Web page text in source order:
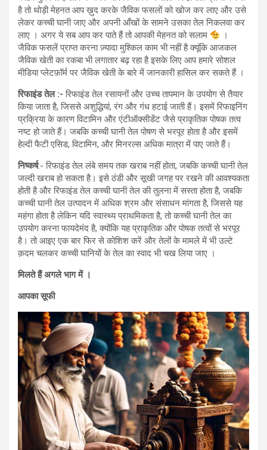
है तो थोड़ी मेहनत आप ख़ुद करके जैविक फसलों को खोज कर लाए और उसे
लेकर कच्ची घानी जाए और अपनी आँखों के सामने उसका तेल निकलवा कर
लाए । अगर ये सब आप कर पाते हैं तो आपकी मेहनत को सलाम
।
जैविक फसलें प्राप्त करना ज़्यादा मुश्किल काम भी नहीं है क्यूंकि आजकल
जैविक खेती का रकबा भी लगातार बढ़ रहा है इसके लिए आप हमारे सोशल
मीडिया प्लेटफ़ॉर्म पर जैविक खेती के बारे में जानकारी हासिल कर सकते हैं ।
रिफाइंड तेल :-रिफाइंड तेल रसायनों और उच्च तापमान के उपयोग से तैयार
किया जाता है, जिससे अशुद्धियां, रंग और गंध हटाई जाती हैं। इसमें रिफाइनिंग
प्रक्रिया के कारण विटामिन और एंटीऑक्सीडेंट जैसे प्राकृतिक पोषक तत्व
नष्ट हो जाते हैं। जबकि कच्ची घानी तेल पोषण से भरपूर होता है और इसमें
हेल्दी फैटी एसिड, विटामिन, और मिनरल्स अधिक मात्रा में पाए जाते हैं।
निष्कर्ष:- रिफाइंड तेल लंबे समय तक खराब नहीं होता, जबकि कच्ची घानी तेल
जल्दी खराब हो सकता है। इसे ठंडी और सूखी जगह पर रखने की आवश्यकता
होती है और रिफाइंड तेल कच्ची घानी तेल की तुलना में सस्ता होता है, जबकि
कच्ची घानी तेल उत्पादन में अधिक श्रम और संसाधन मांगता है, जिससे यह
महंगा होता है लेकिन यदि स्वास्थ्य प्राथमिकता है, तो कच्ची घानी तेल का
उपयोग करना फायदेमंद है, क्योंकि यह प्राकृतिक और पोषक तत्वों से भरपूर
है। तो आइए एक बार फिर से कोशिश करें और तेलों के मामले में भी उल्टे
क़दम चलकर कच्ची घानियों के तेल का स्वाद भी चख लिया जाए ।
मिलते हैं अगले भाग में ।
आपका सूफी